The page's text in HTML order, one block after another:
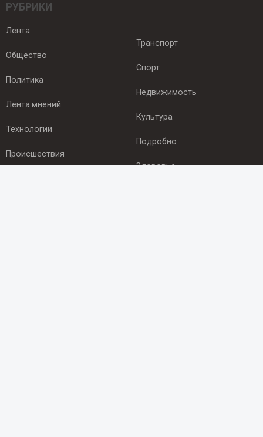
РУБРИКИ
Лента
Общество
Политика
Лента мнений
Технологии
Происшествия
Транспорт
Спорт
Недвижимость
Культура
Подробно
Здоровье